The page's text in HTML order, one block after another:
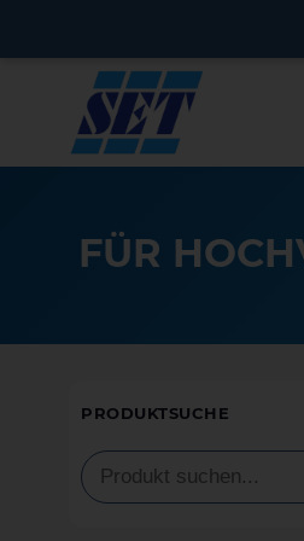
FÜR
PRODUKTSUCHE